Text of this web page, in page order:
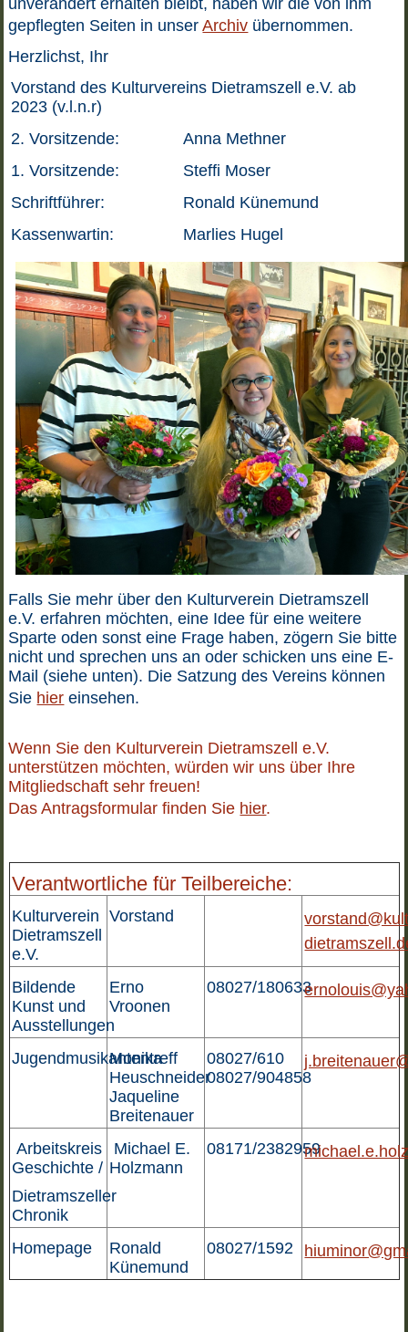
gepflegten Seiten in unserArchiv übernommen.
Herzlichst, Ihr
Vorstand des Kulturvereins Dietramszell e.V. ab
2023 (v.l.n.r)
2. Vorsitzende:
Anna Methner
1. Vorsitzende:
Steffi Moser
Schriftführer:
Ronald Künemund
Kassenwartin:
Marlies Hugel
Falls Sie mehr über den Kulturverein Dietramszell
e.V. erfahren möchten, eine Idee für eine weitere
Sparte oden sonst eine Frage haben, zögern Sie bitte
nicht und sprechen uns an oder schicken uns eine E-
Mail (siehe unten). Die Satzung des Vereins können
Sie hier einsehen.
Wenn Sie den Kulturverein Dietramszell e.V.
unterstützen möchten, würden wir uns über Ihre
Mitgliedschaft sehr freuen!
Das Antragsformular finden Sie hier.
Verantwortliche für Teilbereiche:
Kulturverein
Dietramszell
e.V.
Vorstand
Bildende
Kunst und
Ausstellungen
Erno
Vroonen
08027/180633
Jugendmusikantentreff
Monika
Heuschneider
Jaqueline
Breitenauer
08027/610
08027/904858
Arbeitskreis
Geschichte /
Dietramszeller
Chronik
Michael E.
Holzmann
08171/2382959
Homepage
Ronald
Künemund
08027/1592